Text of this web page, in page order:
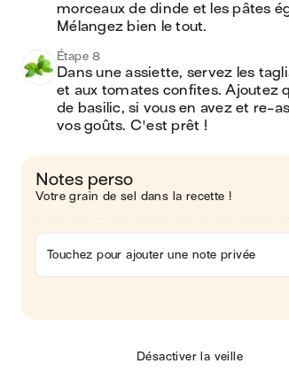
morceaux de dinde et les pâtes
Mélangez bien le tout.
Étape 8
Dans une assiette, servez les
et aux tomates confites. Ajoutez
de basilic, si vous en avez et re-
vos goûts. C'est prêt !
Notes perso
Votre grain de sel dans la recette !
Touchez pour ajouter une note privée
Désactiver la veille